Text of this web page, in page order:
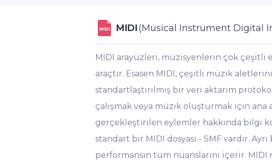
MIDI MIDI(Musical Instrument Digital
MIDI arayüzleri, müzisyenlerin çok çeşitli
araçtır. Esasen MIDI, çeşitli müzik
standartlaştırılmış bir veri aktarım
çalışmak veya müzik oluşturmak için ana
gerçekleştirilen eylemler hakkında bilgi
standart bir MIDI dosyası - SMF vardır.
performansın tüm nüanslarını içerir.